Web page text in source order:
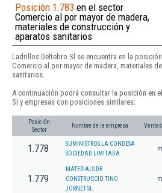
Posición 1.783 en el sector
Comercio al por mayor de madera,
materiales de construcción y
aparatos sanitarios
Ladrillos Deltebro Sl se encuentra en la
Comercio al por mayor de madera, materiales
sanitarios.
A continuación podrá consultar la posición en
Sl y empresas con posiciones similares:
Posición
Sector
Nombre de la empresa
1.778
SUMINISTROS LA CONDESA
SOCIEDAD LIMITADA.
1.779
MATERIALS DE
CONSTRUCCIO TINO
JORNET SL